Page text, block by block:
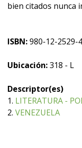
bien citados nunca
ISBN:980-12-2529-4
Ubicación:318 - L
Descriptor(es)
1. LITERATURA -
2. VENEZUELA